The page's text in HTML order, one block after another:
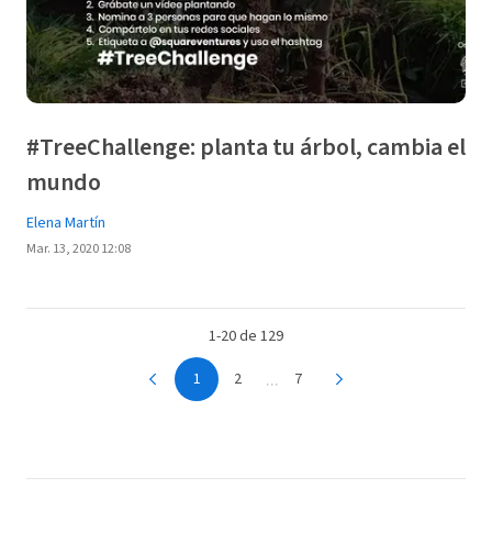
#TreeChallenge: planta tu árbol, cambia el
mundo
Elena Martín
Mar. 13, 2020 12:08
1-20 de 129
1
2 ... 7